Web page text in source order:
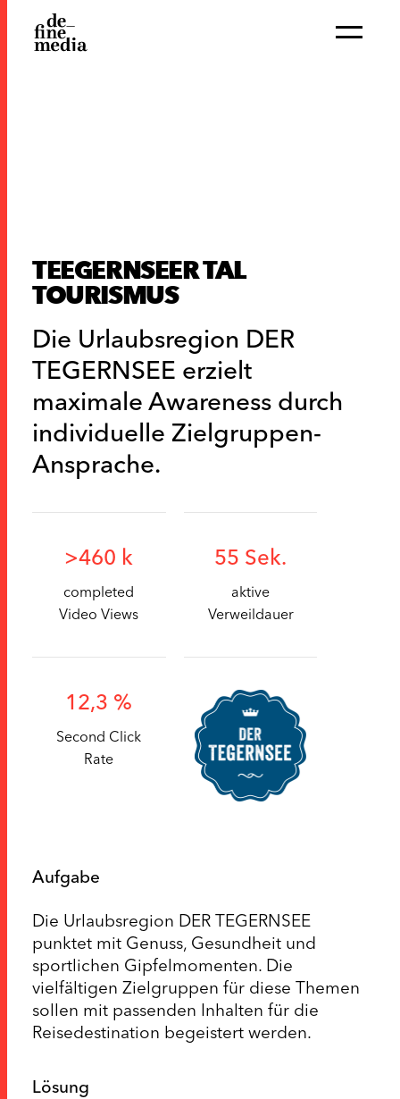
TEEGERNSEER TAL
TOURISMUS
Die Urlaubsregion DER
TEGERNSEE erzielt
maximale Awareness durch
individuelle Zielgruppen-
Ansprache.
>460 k
completed
Video Views
55 Sek.
aktive
Verweildauer
12,3 %
Second Click
Rate
Aufgabe
Die Urlaubsregion DER TEGERNSEE
punktet mit Genuss, Gesundheit und
sportlichen Gipfelmomenten. Die
vielfältigen Zielgruppen für diese Themen
sollen mit passenden Inhalten für die
Reisedestination begeistert werden.
Lösung